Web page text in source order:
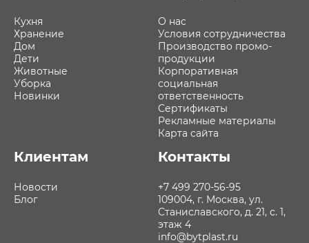
Кухня
Хранение
Дом
Дети
Животные
Уборка
Новинки
О нас
Условия сотрудничества
Производство промо-
продукции
Корпоративная
социальная
ответственность
Сертификаты
Рекламные материалы
Карта сайта
Клиентам
Новости
Блог
Контакты
+7 499 270-56-95
109004, г. Москва, ул.
Станиславского, д. 21, с. 1,
этаж 4
info@bytplast.ru